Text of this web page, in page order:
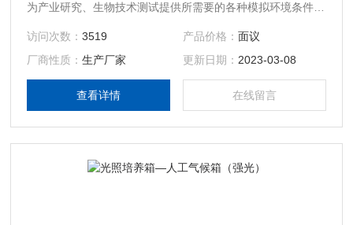
为产业研究、生物技术测试提供所需要的各种模拟环境条件，
以及工业产品的原料性能、产品包装、 产品寿命等测试。
访问次数：3519 产品价格： 面议
厂商性质：生产厂家 更新日期： 2023-03-08
查看详情 在线留言